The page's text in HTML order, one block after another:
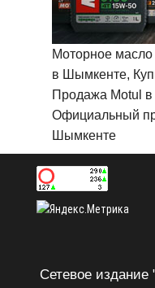
Моторное
в Шымкенте,
Продажа Motul
Официальный
Шымкенте
Сетевое издание